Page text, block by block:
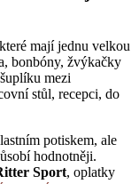
mají jednu velkou
bonbóny, žvýkačky
mezi
stůl, recepci, do
potiskem, ale
hodnotněji.
Sport, oplatky